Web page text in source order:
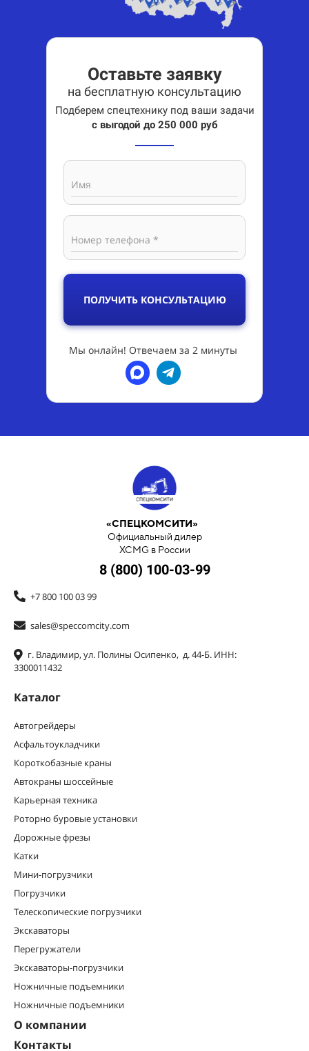
Оставьте заявку
на бесплатную консультацию
Подберем спецтехнику под ваши задачи
с выгодой до 250 000 руб
Имя
Номер телефона *
ПОЛУЧИТЬ КОНСУЛЬТАЦИЮ
Мы онлайн! Отвечаем за 2 минуты
«СПЕЦКОМСИТИ»
Официальный дилер
XCMG в России
8 (800) 100-03-99
+7 800 100 03 99
sales@speccomcity.com
г. Владимир, ул. Полины Осипенко, д. 44-Б. ИНН:
3300011432
Каталог
Автогрейдеры
Асфальтоукладчики
Короткобазные краны
Автокраны шоссейные
Карьерная техника
Роторно буровые установки
Дорожные фрезы
Катки
Мини-погрузчики
Погрузчики
Телескопические погрузчики
Экскаваторы
Перегружатели
Экскаваторы-погрузчики
Ножничные подъемники
Ножничные подъемники
О компании
Контакты